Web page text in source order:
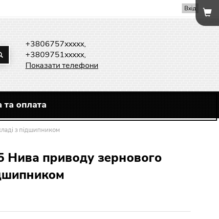
Вхід
+3806757xxxxx,
+3809751xxxxx,
Показати телефони
та оплата
з підшипником
приводу зернового